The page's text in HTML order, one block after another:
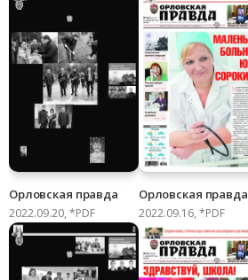
Орловская правда
2022.09.20, *PDF
Орловская правда
2022.09.16, *PDF